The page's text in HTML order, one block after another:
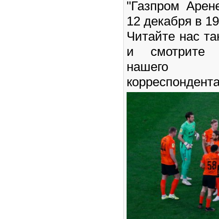
"Газпром
12 декабря в
Читайте нас
и смотрите
нашего